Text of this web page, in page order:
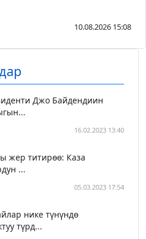
10.08.2026 15:08
Джо Байдендиин
16.02.2023 13:40
жер титирөө: Каза
...
05.03.2023 17:54
нике түнүндө
түрд...